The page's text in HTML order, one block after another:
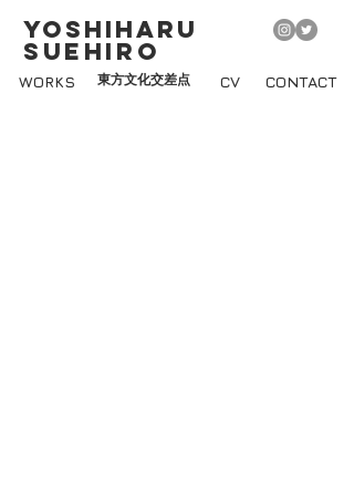
YOSHIHARU
SUEHIRO
WORKS CV CONTACT
東方文化交差点